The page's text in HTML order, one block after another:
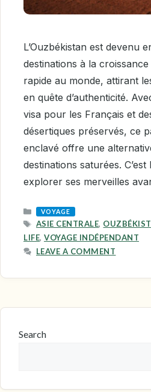
L’Ouzbékistan est devenu
destinations à la
rapide au monde, attirant
en quête d’authenticité.
visa pour les Français et
désertiques préservés, ce
enclavé offre une
destinations saturées.
explorer ses merveilles
CATEGORIES
VOYAGE
TAGS
ASIE CENTRALE,
LIFE, VOYAGE INDÉPENDANT
LEAVE A COMMENT
Search